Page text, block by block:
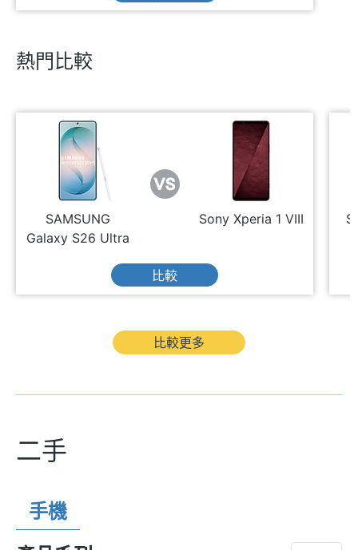
熱門比較
SAMSUNG
Galaxy S26 Ultra
Sony Xperia 1 VIII
比較
比較更多
二手
手機